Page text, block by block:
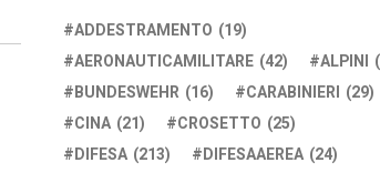
ADDESTRAMENTO (19)
AERONAUTICAMILITARE (42) ALPINI
BUNDESWEHR (16) CARABINIERI (29)
CINA (21) CROSETTO (25)
DIFESA (213) DIFESAAEREA (24)